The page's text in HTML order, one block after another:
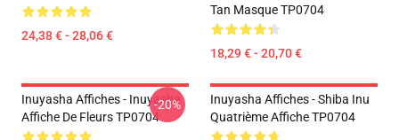
24,38 € - 28,06 €
Tan Masque TP0704
18,29 € - 20,70 €
Inuyasha Affiches - Inuyasha
Affiche De Fleurs TP0704
-20%
Inuyasha Affiches - Shiba Inu
Quatrième Affiche TP0704